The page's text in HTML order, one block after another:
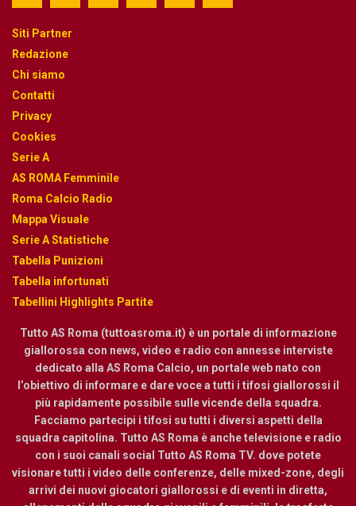
Siti Partner
Redazione
Chi siamo
Contatti
Privacy
Cookies
Serie A
AS ROMA Femminile
Roma Calcio Radio
Mappa Visuale
Serie A Statistiche
Tabella Punizioni
Tabella infortunati
Tabellini Highlights Partite
Tutto AS Roma (tuttoasroma.it) è un portale di informazione
giallorossa con news, video e radio con annesse interviste
dedicato alla AS Roma Calcio, un portale web nato con
l’obiettivo di informare e dare voce a tutti i tifosi giallorossi il
più rapidamente possibile sulle vicende della squadra.
Facciamo partecipi i tifosi su tutti i diversi aspetti della
squadra capitolina. Tutto AS Roma è anche televisione e radio
con i suoi canali social Tutto AS Roma TV. dove potete
visionare tutti i video delle conferenze, delle mixed-zone, degli
arrivi dei nuovi giocatori giallorossi e di eventi in diretta,